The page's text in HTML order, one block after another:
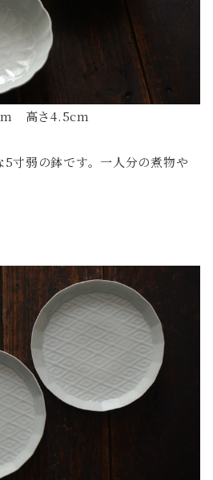
高さ4.5cm
寸弱の鉢です。一人分の煮物や